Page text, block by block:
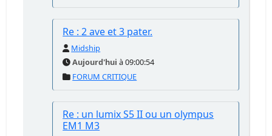
Re : 2 ave et 3 pater.
Midship
Aujourd'hui à 09:00:54
FORUM CRITIQUE
Re : un lumix S5 II ou un olympus
EM1 M3